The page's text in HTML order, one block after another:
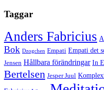
Taggar
Anders Fabricius
Bok Dzogchen Empati Empati det
Jensen Hållbara förändringar In
Bertelsen Jesper Juul